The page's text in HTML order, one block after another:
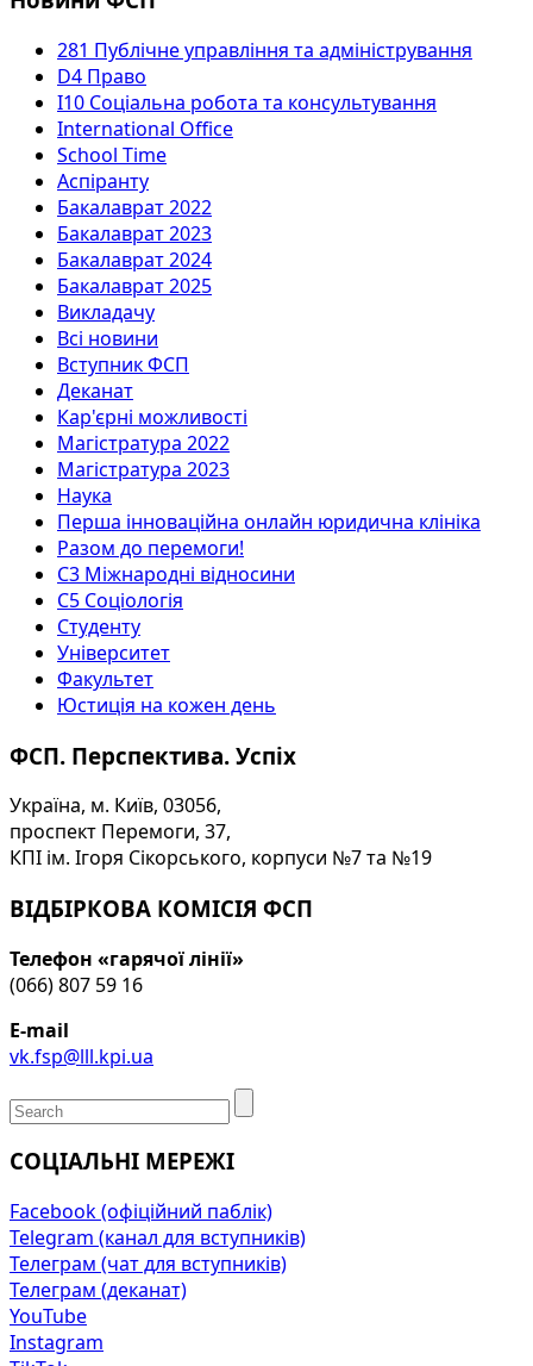
281 Публічне управління та адміністрування
D4 Право
I10 Соціальна робота та консультування
International Office
School Time
Аспіранту
Бакалаврат 2022
Бакалаврат 2023
Бакалаврат 2024
Бакалаврат 2025
Викладачу
Всі новини
Вступник ФСП
Деканат
Кар'єрні можливості
Магістратура 2022
Магістратура 2023
Наука
Перша інноваційна онлайн юридична клініка
Разом до перемоги!
С3 Міжнародні відносини
С5 Соціологія
Студенту
Університет
Факультет
Юстиція на кожен день
ФСП. Перспектива. Успіх
Україна, м. Київ, 03056,
проспект Перемоги, 37,
КПІ ім. Ігоря Сікорського, корпуси №7 та №19
ВІДБІРКОВА КОМІСІЯ ФСП
Телефон «гарячої лінії»
(066) 807 59 16
E-mail
vk.fsp@lll.kpi.ua
СОЦІАЛЬНІ МЕРЕЖІ
Facebook (офіційний паблік)
Telegram (канал для вступників)
Телеграм (чат для вступників)
Телеграм (деканат)
YouTube
Instagram